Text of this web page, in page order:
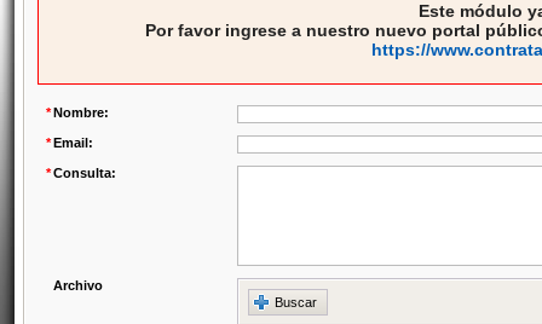
Este módulo
Por favor ingrese a nuestro nuevo portal
https://
*Nombre:
*Email:
*Consulta:
Archivo
Buscar